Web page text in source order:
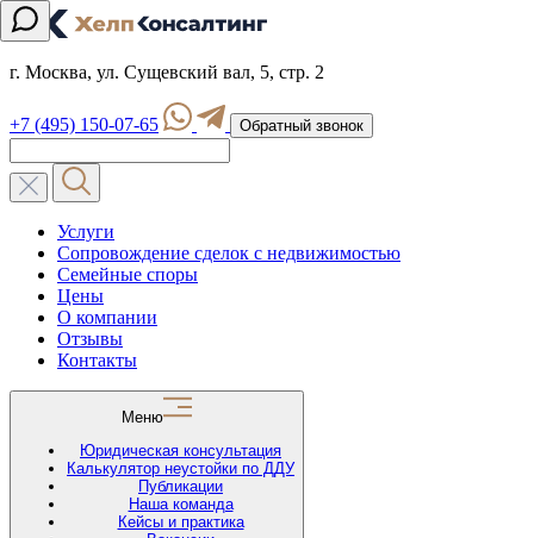
г. Москва, ул. Сущевский вал, 5, стр. 2
+7 (495) 150-07-65 Обратный звонок
Услуги
Сопровождение сделок с недвижимостью
Семейные споры
Цены
О компании
Отзывы
Контакты
Меню
Юридическая консультация
Калькулятор неустойки по ДДУ
Публикации
Наша команда
Кейсы и практика